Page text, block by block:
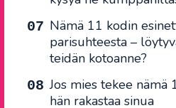
Nämä 11 kodin
parisuhteesta –
teidän kotoanne?
Jos mies tekee nämä
hän rakastaa sinua